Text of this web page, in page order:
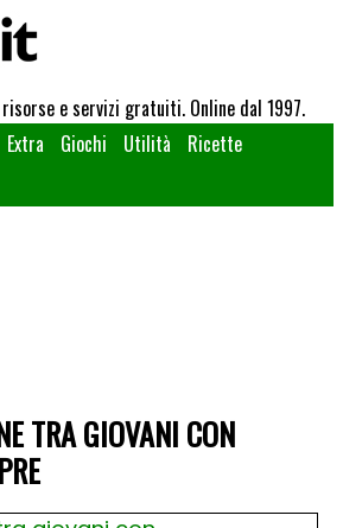
e servizi gratuiti. Online dal 1997.
Extra Giochi Utilità
Ricette
TRA GIOVANI CON